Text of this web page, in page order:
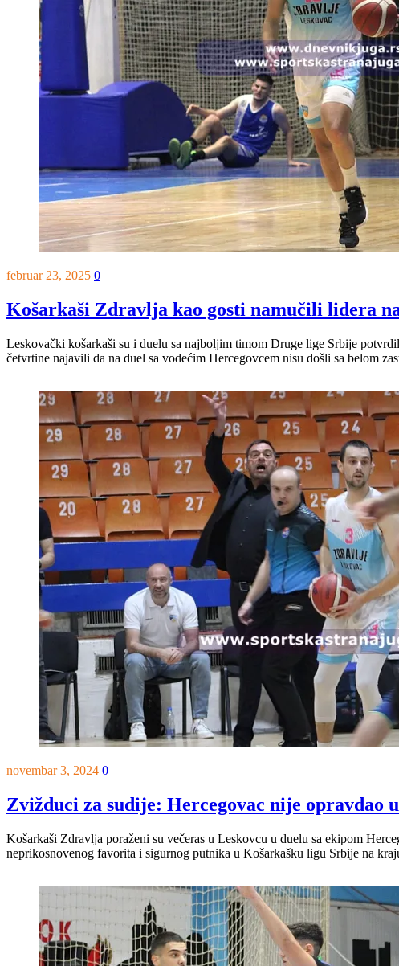
februar 23, 2025 0
Košarkaši Zdravlja kao gosti namučili lidera
Leskovački košarkaši su i duelu sa najboljim timom Druge lige Srbije
četvrtine najavili da na duel sa vodećim Hercegovcem nisu došli sa belom
novembar 3, 2024 0
Zvižduci za sudije: Hercegovac nije opravdao
Košarkaši Zdravlja poraženi su večeras u Leskovcu u duelu sa ekipom
neprikosnovenog favorita i sigurnog putnika u Košarkašku ligu Srbije na